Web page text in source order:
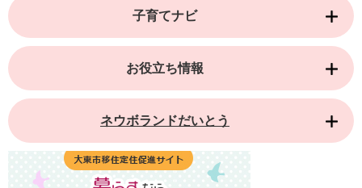
子育てナビ
お役立ち情報
ネウボランドだいとう